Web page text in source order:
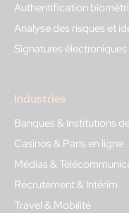
Authentification
Analyse des risques et
Signatures
Industries
Banques & Institutions
Casinos & Paris en ligne
Médias &
Recrutement & Intérim
Travel & Mobilité